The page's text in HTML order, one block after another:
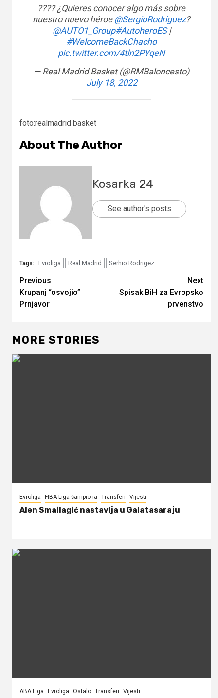
???? ¿Quieres conocer algo más sobre
nuestro nuevo héroe@SergioRodriguez?
@AUTO1_Group#AutoheroES|
#WelcomeBackChacho
pic.twitter.com/4tln2PYqeN
— Real Madrid Basket (@RMBaloncesto)
July 18, 2022
foto:realmadrid basket
About The Author
Kosarka 24
See author's posts
Tags: Evroliga Real Madrid Serhio Rodrigez
Continue
Reading
Previous
Krupanj “osvojio”
Prnjavor
Next
Spisak BiH za Evropsko
prvenstvo
MORE STORIES
Evroliga FIBA Liga šampiona Transferi Vijesti
Alen Smailagić nastavlja u Galatasaraju
ABA Liga Evroliga Ostalo Transferi Vijesti